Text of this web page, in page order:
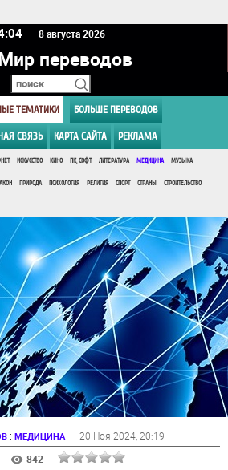
04 8 августа 2026
переводов
ТЕМАТИКИ БОЛЬШЕ ПЕРЕВОДОВ
СВЯЗЬ КАРТА САЙТА РЕКЛАМА
ИСКУССТВО КИНО ПК, СОФТ ЛИТЕРАТУРА МЕДИЦИНА МУЗЫКА
ПРИРОДА ПСИХОЛОГИЯ РЕЛИГИЯ СПОРТ СТРАНЫ СТРОИТЕЛЬСТВО
: МЕДИЦИНА 20 Ноя 2024, 20:19
842